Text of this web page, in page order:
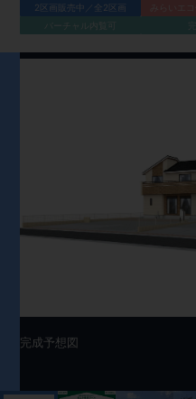
2区画販売中／全2区画
バーチャル内覧可
完成予想図